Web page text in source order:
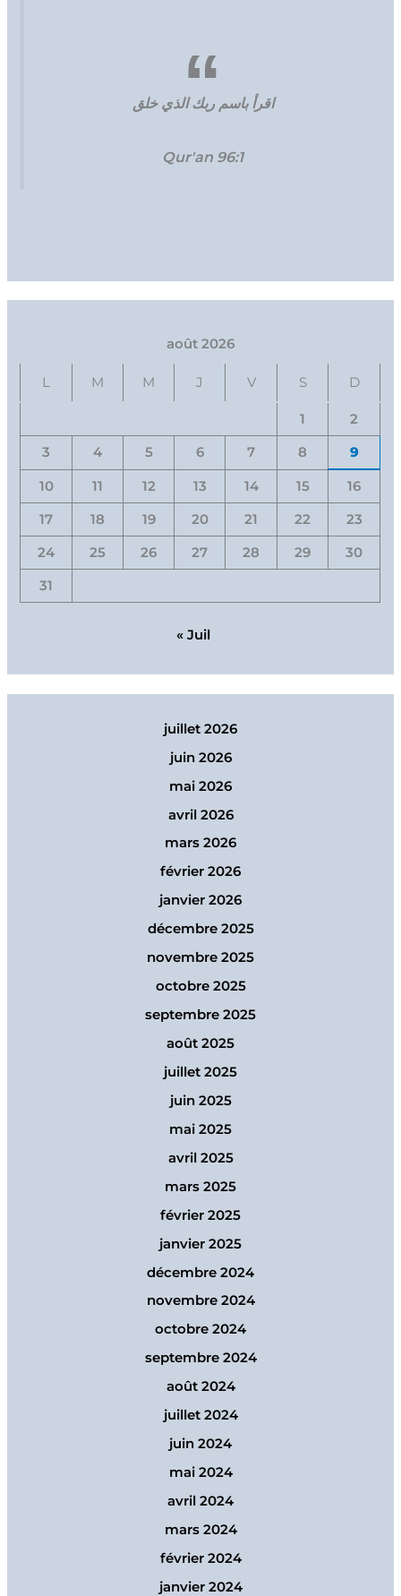
اقرأ باسم ربك الذي خلق
Qur'an 96:1
août 2026
L M M J V S D
1 2
3 4 5 6 7 8 9
10 11 12 13 14 15 16
17 18 19 20 21 22 23
24 25 26 27 28 29 30
31
« Juil
juillet 2026
juin 2026
mai 2026
avril 2026
mars 2026
février 2026
janvier 2026
décembre 2025
novembre 2025
octobre 2025
septembre 2025
août 2025
juillet 2025
juin 2025
mai 2025
avril 2025
mars 2025
février 2025
janvier 2025
décembre 2024
novembre 2024
octobre 2024
septembre 2024
août 2024
juillet 2024
juin 2024
mai 2024
avril 2024
mars 2024
février 2024
janvier 2024